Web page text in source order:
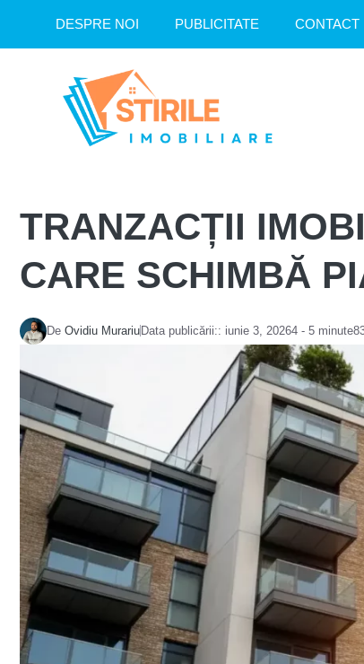
DESPRE NOI PUBLICITATE CONTACT
TRANZACȚII
CARE SCHIMBĂ
De Ovidiu Murariu Data publicării:: iunie 3, 20264 - 5 minute